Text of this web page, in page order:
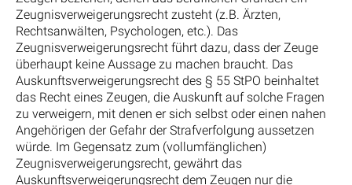
Zeugnisverweigerungsrecht zusteht (z.B. Ärzten,
Rechtsanwälten, Psychologen, etc.). Das
Zeugnisverweigerungsrecht führt dazu, dass der Zeuge
überhaupt keine Aussage zu machen braucht. Das
Auskunftsverweigerungsrecht des § 55 StPO beinhaltet
das Recht eines Zeugen, die Auskunft auf solche Fragen
zu verweigern, mit denen er sich selbst oder einen nahen
Angehörigen der Gefahr der Strafverfolgung aussetzen
würde. Im Gegensatz zum (vollumfänglichen)
Zeugnisverweigerungsrecht, gewährt das
Auskunftsverweigerungsrecht dem Zeugen nur die